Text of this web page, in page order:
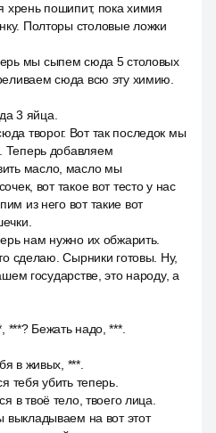
хрень пошипит, пока химия
Полторы столовые ложки
мы сыпем сюда 5 столовых
сюда всю эту химию.
3 яйца.
творог. Вот так последок мы
Теперь добавляем
масло, масло мы
вот такое вот тесто у нас
из него вот такие вот
нам нужно их обжарить.
сделаю. Сырники готовы. Ну,
государстве, это народу, а
***? Бежать надо, ***.
в живых, ***.
тебя убить теперь.
в твоё тело, твоего лица.
выкладываем на вот этот